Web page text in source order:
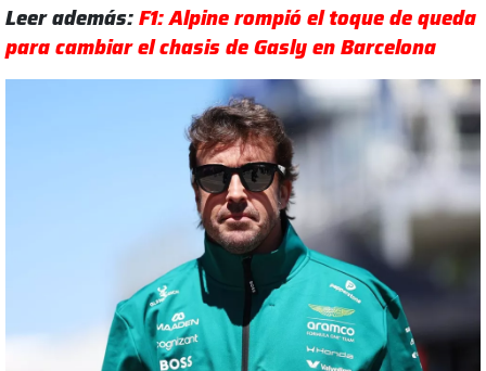
Leer además:F1: Alpine rompió el toque de queda
para cambiar el chasis de Gasly en Barcelona